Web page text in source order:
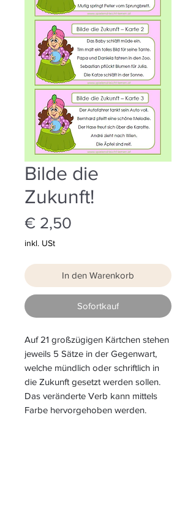
Bilde die
Zukunft!
€ 2,50
inkl. USt
In den Warenkorb
Sofortkauf
Auf 21 großzügigen Kärtchen stehen
jeweils 5 Sätze in der Gegenwart,
welche mündlich oder schriftlich in
die Zukunft gesetzt werden sollen.
Das veränderte Verb kann mittels
Farbe hervorgehoben werden.